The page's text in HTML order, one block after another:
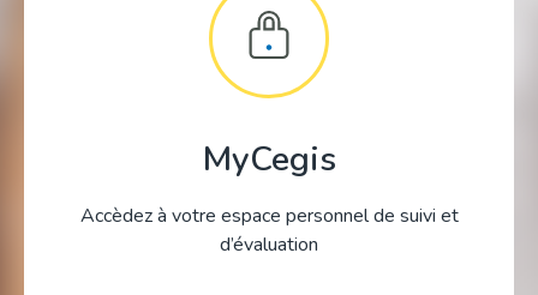
MyCegis
Accèdez à votre espace personnel de suivi et
d’évaluation